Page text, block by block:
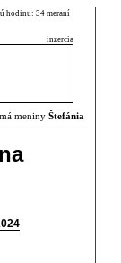
hodinu: 34 meraní
inzercia
meniny Štefánia